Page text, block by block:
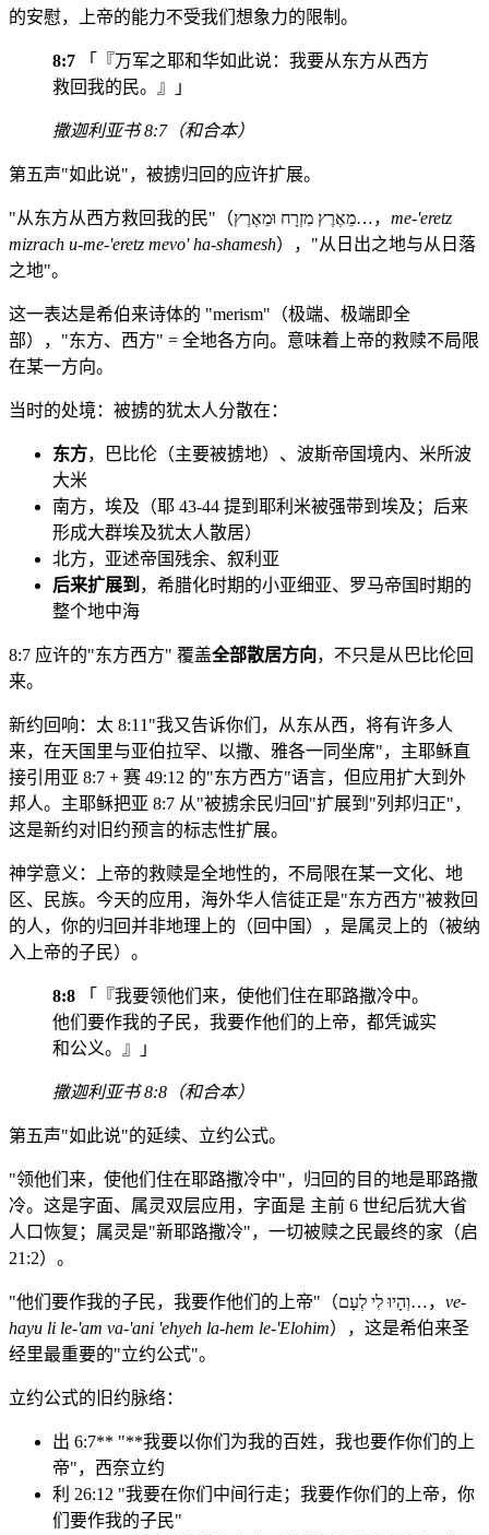
的安慰，上帝的能力不受我们想象力的限制。
8:7 「『万军之耶和华如此说：我要从东方从西方
救回我的民。』」
撒迦利亚书 8:7（和合本）
第五声"如此说"，被掳归回的应许扩展。
"从东方从西方救回我的民"（מֵאֶרֶץ מִזְרָח וּמֵאֶרֶץ…， me-'eretz
mizrach u-me-'eretz mevo' ha-shamesh），"从日出之地与从日落
之地"。
这一表达是希伯来诗体的 "merism"（极端、极端即全
部），"东方、西方" = 全地各方向。意味着上帝的救赎不局限
在某一方向。
当时的处境：被掳的犹太人分散在：
东方，巴比伦（主要被掳地）、波斯帝国境内、米所波
大米
南方，埃及（耶 43-44 提到耶利米被强带到埃及；后来
形成大群埃及犹太人散居）
北方，亚述帝国残余、叙利亚
后来扩展到 ，希腊化时期的小亚细亚、罗马帝国时期的
整个地中海
8:7 应许的"东方西方" 覆盖全部散居方向，不只是从巴比伦回
来。
新约回响：太 8:11"我又告诉你们，从东从西，将有许多人
来，在天国里与亚伯拉罕、以撒、雅各一同坐席"，主耶稣直
接引用亚 8:7 + 赛 49:12 的"东方西方"语言，但应用扩大到外
邦人。主耶稣把亚 8:7 从"被掳余民归回"扩展到"列邦归正"，
这是新约对旧约预言的标志性扩展。
神学意义：上帝的救赎是全地性的，不局限在某一文化、地
区、民族。今天的应用，海外华人信徒正是"东方西方"被救回
的人，你的归回并非地理上的（回中国），是属灵上的（被纳
入上帝的子民）。
8:8 「『我要领他们来，使他们住在耶路撒冷中。
他们要作我的子民，我要作他们的上帝，都凭诚实
和公义。』」
撒迦利亚书 8:8（和合本）
第五声"如此说"的延续、立约公式。
"领他们来，使他们住在耶路撒冷中"，归回的目的地是耶路撒
冷。这是字面、属灵双层应用，字面是 主前 6 世纪后犹大省
人口恢复；属灵是"新耶路撒冷"，一切被赎之民最终的家（启
21:2）。
"他们要作我的子民，我要作他们的上帝"（וְהָיוּ לִי לְעָם…， ve-
hayu li le-'am va-'ani 'ehyeh la-hem le-'Elohim），这是希伯来圣
经里最重要的"立约公式"。
立约公式的旧约脉络：
出 6:7** "**我要以你们为我的百姓，我也要作你们的上
帝"，西奈立约
利 26:12 "我要在你们中间行走；我要作你们的上帝，你
们要作我的子民"